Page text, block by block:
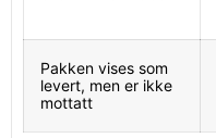
Pakken vises som
levert, men er ikke
mottatt